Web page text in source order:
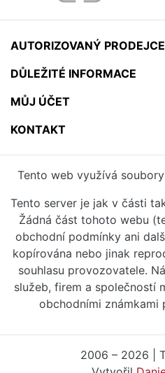
AUTORIZOVANÝ
DŮLEŽITÉ INFORMACE
MŮJ ÚČET
KONTAKT
Tento web využívá
Tento server je jak v části
Žádná část tohoto webu
obchodní podmínky ani
kopírována nebo jinak
souhlasu provozovatele.
služeb, firem a společností
obchodními známkami
2006 – 2026 |